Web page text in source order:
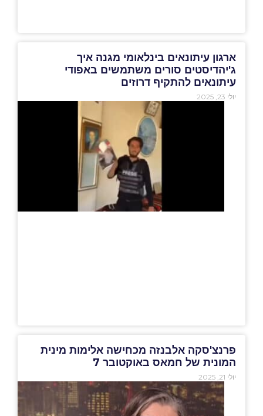
ארגון עיתונאים בינלאומי מגנה איך
ג'יהדיסטים סורים משתמשים באפודי
עיתונאים להתקיף דרוזים
יולי 23, 2025
פרנצ'סקה אלבנזה מכחישה אלימות מינית
המונית של חמאס באוקטובר 7
יולי 21, 2025